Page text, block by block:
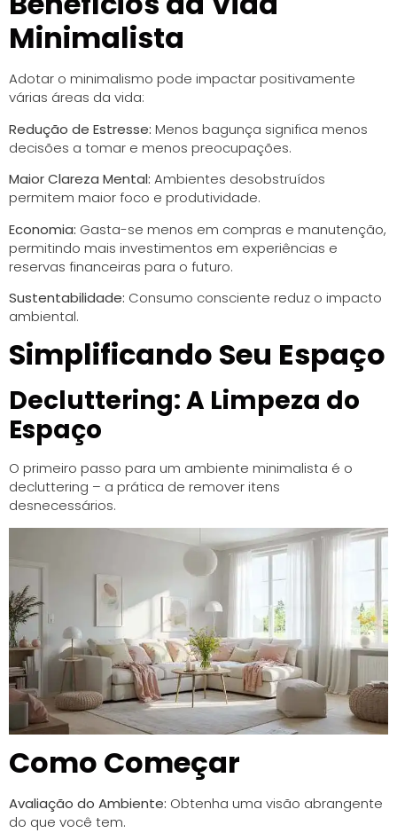
Minimalista
Adotar o minimalismo pode impactar positivamente
várias áreas da vida:
Redução de Estresse: Menos bagunça significa menos
decisões a tomar e menos preocupações.
Maior Clareza Mental: Ambientes desobstruídos
permitem maior foco e produtividade.
Economia: Gasta-se menos em compras e manutenção,
permitindo mais investimentos em experiências e
reservas financeiras para o futuro.
Sustentabilidade: Consumo consciente reduz o impacto
ambiental.
Simplificando Seu Espaço
Decluttering: A Limpeza do
Espaço
O primeiro passo para um ambiente minimalista é o
decluttering – a prática de remover itens
desnecessários.
Como Começar
Avaliação do Ambiente: Obtenha uma visão abrangente
do que você tem.